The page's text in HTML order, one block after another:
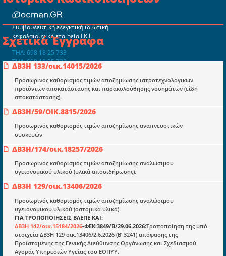
Σχετικά Έγγραφα
ΔΒ3H 133/οικ.14015/2026
Προσωρινός καθορισμός τιμών αποζημίωσης ιατροτεχνολογικών
προϊόντων αποκατάστασης και παρακολούθησης νοσημάτων (είδη
αποκατάστασης).
ΔΒ3H/59/ΟΙΚ.8815/2026
Προσωρινός καθορισμός τιμών αποζημίωσης αναπνευστικών
συσκευών
ΔΒ3H/174/οικ.18257/2026
Προσωρινός καθορισμός τιμών αποζημίωσης αναλώσιμου
υγειονομικού υλικού (υλικά αποσιδήρωσης).
ΔΒ3H 129/οικ.13406/2026
Προσωρινός καθορισμός τιμών αποζημίωσης αναλώσιμου
υγειονομικού υλικού (οστομικά υλικά).
ΓΙΑ ΤΡΟΠΟΠΟΙΗΣΕΙΣ ΒΛΕΠΕ ΚΑΙ:
ΔΒ3H 142/οικ.15184/2026-ΦΕΚ:3849/Β/29.06.2026:Τροποποίηση της υπό
στοιχεία ΔΒ3H 129 οικ.13406/2.6.2026 (Β’ 3241) απόφασης της
Προϊσταμένης της Γενικής Διεύθυνσης Οργάνωσης και Σχεδιασμού
Αγοράς Υπηρεσιών Υγείας του ΕΟΠΥΥ.
Συμβουλευτική ελεγκτική ιδιωτική
κεφαλαιουχική εταιρεία Ι.Κ.Ε
ΤΗΛ: 698 18 25 733
ΤΗΛ: 698 18 25 732
mydocmangr@gmail.com
Docman.gr
Ποιοί είμαστε;
Μια πολυετής εθελοντική προσπάθεια που
μετατράπηκε σε επιχειρηματική οντότητα και φιλοδοξεί να συμβάλλει
Ενότητες
Επικαιρότητα
E-book
Οδηγοί εκκαθάρισης